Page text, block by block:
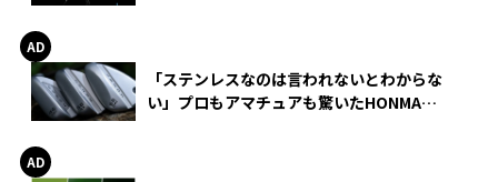
「ステンレスなのは言われないとわからな
い」プロもアマチュアも驚いたHONMA